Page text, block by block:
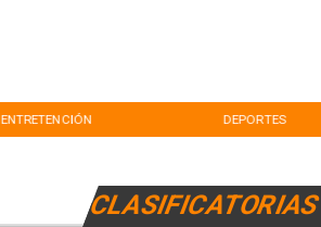
ENTRETENCIÓN DEPORTES
CLASIFICATORIAS